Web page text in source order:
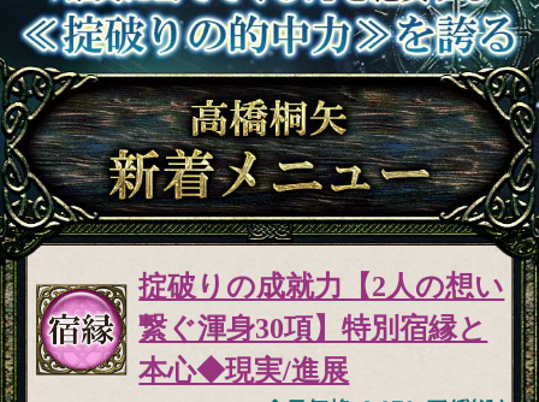
掟破りの成就力【2人の想い
繋ぐ渾身30項】特別宿縁と
本心◆現実/進展